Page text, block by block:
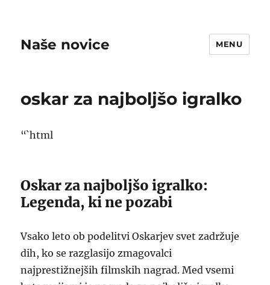
Naše novice MENU
oskar za najboljšo igralko
“`html
Oskar za najboljšo igralko:
Legenda, ki ne pozabi
Vsako leto ob podelitvi Oskarjev svet zadržuje
dih, ko se razglasijo zmagovalci
najprestižnejših filmskih nagrad. Med vsemi